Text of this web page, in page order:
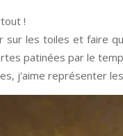
!
sur les toiles et faire
patinées par le
j'aime représenter